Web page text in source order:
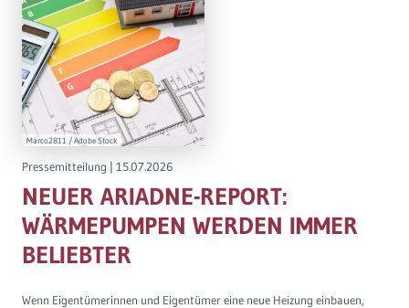
Marco2811 / Adobe Stock
Pressemitteilung | 15.07.2026
NEUER ARIADNE-REPORT:
WÄRMEPUMPEN WERDEN IMMER
BELIEBTER
Wenn Eigentümerinnen und Eigentümer eine neue Heizung einbauen,